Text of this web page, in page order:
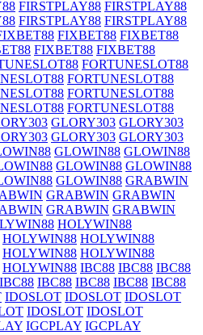
FIRSTPLAY88 FIRSTPLAY88
FIRSTPLAY88 FIRSTPLAY88
FIXBET88 FIXBET88
FIXBET88 FIXBET88
FORTUNESLOT88
FORTUNESLOT88
FORTUNESLOT88
FORTUNESLOT88
GLORY303 GLORY303
GLORY303 GLORY303
GLOWIN88 GLOWIN88
GLOWIN88 GLOWIN88
GLOWIN88 GRABWIN
GRABWIN GRABWIN
GRABWIN GRABWIN
HOLYWIN88
HOLYWIN88 HOLYWIN88
HOLYWIN88 HOLYWIN88
HOLYWIN88 IBC88 IBC88 IBC88
IBC88 IBC88 IBC88 IBC88 IBC88
IDOSLOT IDOSLOT IDOSLOT
IDOSLOT IDOSLOT
IGCPLAY IGCPLAY